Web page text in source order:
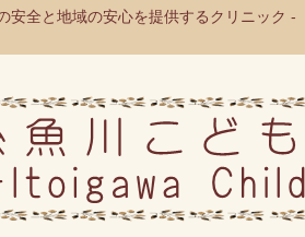
安全と地域の安心を提供するクリニック -